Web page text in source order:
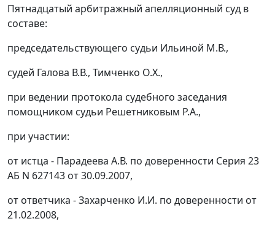
Пятнадцатый арбитражный апелляционный суд в
составе:
председательствующего судьи Ильиной М.В.,
судей Галова В.В., Тимченко О.Х.,
при ведении протокола судебного заседания
помощником судьи Решетниковым Р.А.,
при участии:
от истца - Парадеева А.В. по доверенности Серия 23
АБ N 627143 от 30.09.2007,
от ответчика - Захарченко И.И. по доверенности от
21.02.2008,